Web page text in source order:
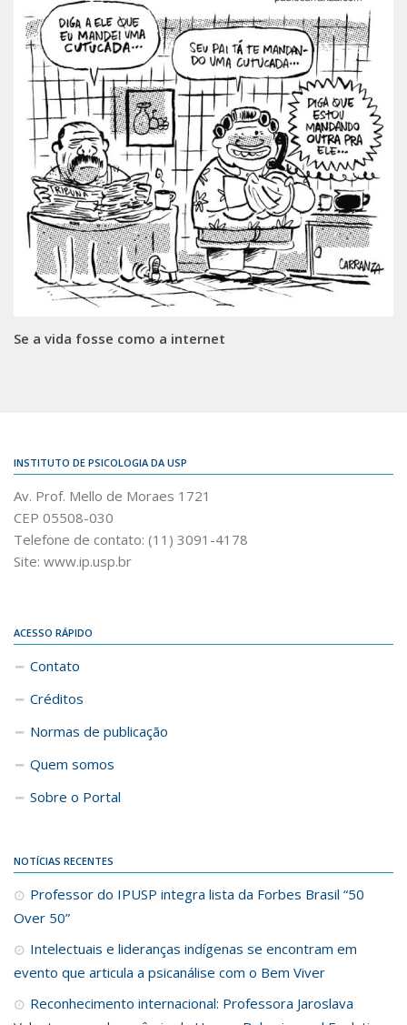
Se a vida fosse como a internet
INSTITUTO DE PSICOLOGIA DA USP
Av. Prof. Mello de Moraes 1721
CEP 05508-030
Telefone de contato: (11) 3091-4178
Site: www.ip.usp.br
ACESSO RÁPIDO
Contato
Créditos
Normas de publicação
Quem somos
Sobre o Portal
NOTÍCIAS RECENTES
Professor do IPUSP integra lista da Forbes Brasil “50
Over 50”
Intelectuais e lideranças indígenas se encontram em
evento que articula a psicanálise com o Bem Viver
Reconhecimento internacional: Professora Jaroslava